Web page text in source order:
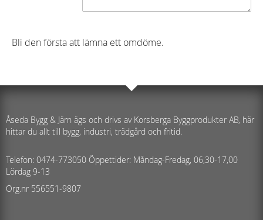
Bli den första att lämna ett omdöme.
Åseda Bygg & Järn ägs och drivs av Korsberga Byggprodukter AB, här
hittar du allt till bygg, industri, trädgård och fritid.
Telefon: 0474-773050 Öppettider: Måndag-Fredag, 06,30-17,00
Lördag 9-13
Org.nr 556551-9807